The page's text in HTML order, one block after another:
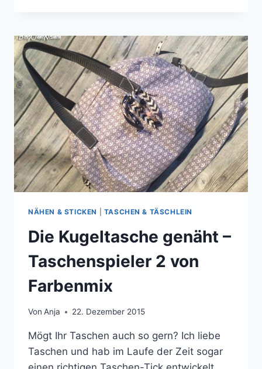
CREATIVA
2017
NÄHEN & STICKEN TASCHEN & TÄSCHLEIN
Die Kugeltasche genäht –
Taschenspieler 2 von
Farbenmix
Von Anja 22. Dezember 2015
Mögt Ihr Taschen auch so gern? Ich liebe
Taschen und hab im Laufe der Zeit sogar